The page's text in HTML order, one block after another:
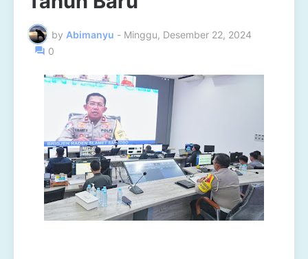
by Abimanyu - Minggu, Desember 22, 2024
0